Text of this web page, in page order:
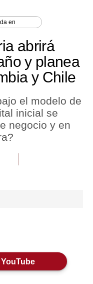
en
abrirá
y planea
y Chile
el modelo de
inicial se
negocio y en